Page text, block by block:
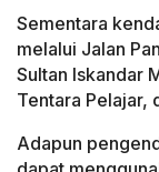
Sementara
melalui Jalan
Sultan Iskandar
Tentara Pelajar,
Adapun